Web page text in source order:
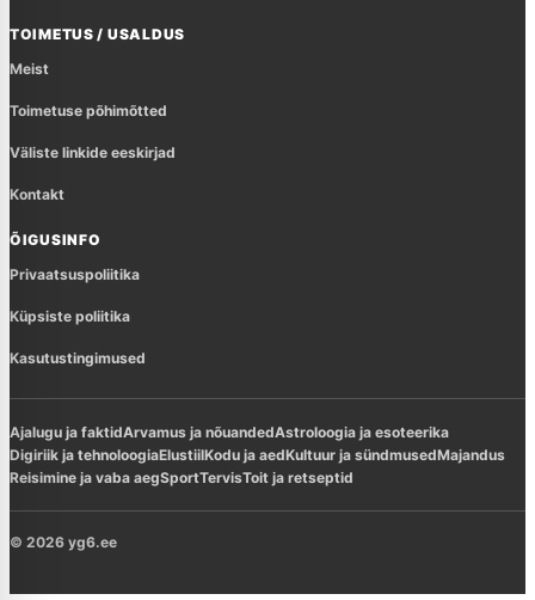
TOIMETUS / USALDUS
Meist
Toimetuse põhimõtted
Väliste linkide eeskirjad
Kontakt
ÕIGUSINFO
Privaatsuspoliitika
Küpsiste poliitika
Kasutustingimused
Ajalugu ja faktidArvamus ja nõuandedAstroloogia ja esoteerika
Digiriik ja tehnoloogiaElustiilKodu ja aedKultuur ja sündmusedMajandus
Reisimine ja vaba aegSportTervisToit ja retseptid
© 2026 yg6.ee